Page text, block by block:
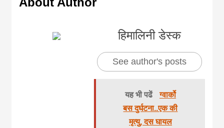
हिमालिनी डेस्क
See author's posts
यह भी पढें
ग्वार्को
बस दुर्घटना..एक की
मृत्यु, दस घायल